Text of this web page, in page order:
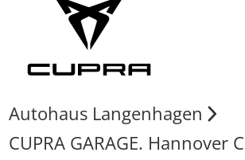
Autohaus Langenhagen
CUPRA GARAGE. Hannover